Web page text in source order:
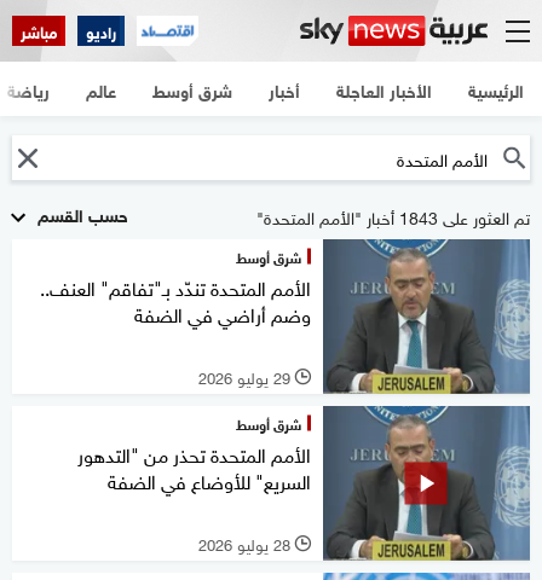
راديو مباشر
الرئيسية الأخبار العاجلة أخبار شرق أوسط عالم رياضة
حسب القسم تم العثور على 1843 أخبار "الأمم المتحدة"
شرق أوسط
الأمم المتحدة تندّد بـ"تفاقم" العنف..
وضم أراضي في الضفة
l 29 يوليو 2026
شرق أوسط
الأمم المتحدة تحذر من "التدهور
السريع" للأوضاع في الضفة
l 28 يوليو 2026